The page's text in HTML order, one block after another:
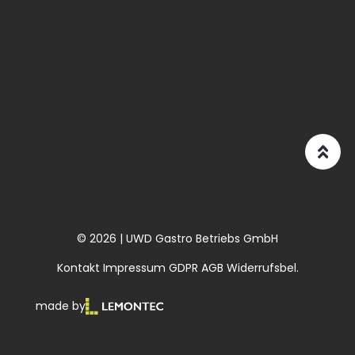
© 2026 | UWD Gastro Betriebs GmbH
Kontakt Impressum GDPR AGB Widerrufsbel.
made by